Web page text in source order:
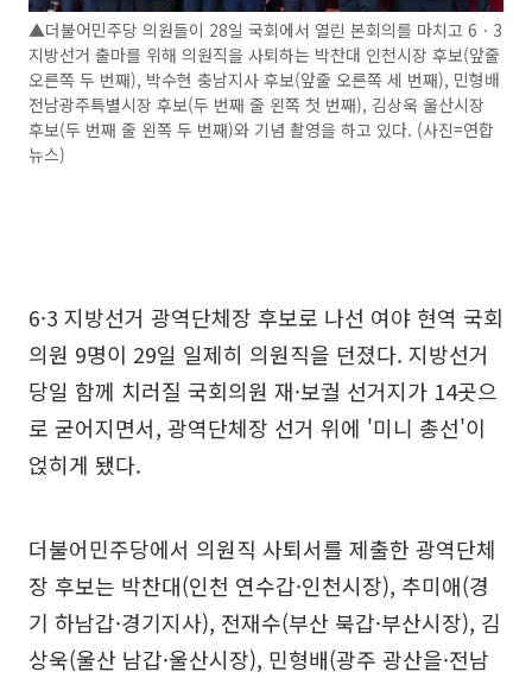
▲더불어민주당 의원들이 28일 국회에서 열린 본회의를 마치고 6ㆍ3
지방선거 출마를 위해 의원직을 사퇴하는 박찬대 인천시장 후보(앞줄
오른쪽 두 번째), 박수현 충남지사 후보(앞줄 오른쪽 세 번째), 민형배
전남광주특별시장 후보(두 번째 줄 왼쪽 첫 번째), 김상욱 울산시장
후보(두 번째 줄 왼쪽 두 번째)와 기념 촬영을 하고 있다. (사진=연합
뉴스)
6·3 지방선거 광역단체장 후보로 나선 여야 현역 국회
의원 9명이 29일 일제히 의원직을 던졌다. 지방선거
당일 함께 치러질 국회의원 재·보궐 선거지가 14곳으
로 굳어지면서, 광역단체장 선거 위에 '미니 총선'이
얹히게 됐다.
더불어민주당에서 의원직 사퇴서를 제출한 광역단체
장 후보는 박찬대(인천 연수갑·인천시장), 추미애(경
기 하남갑·경기지사), 전재수(부산 북갑·부산시장), 김
상욱(울산 남갑·울산시장), 민형배(광주 광산을·전남